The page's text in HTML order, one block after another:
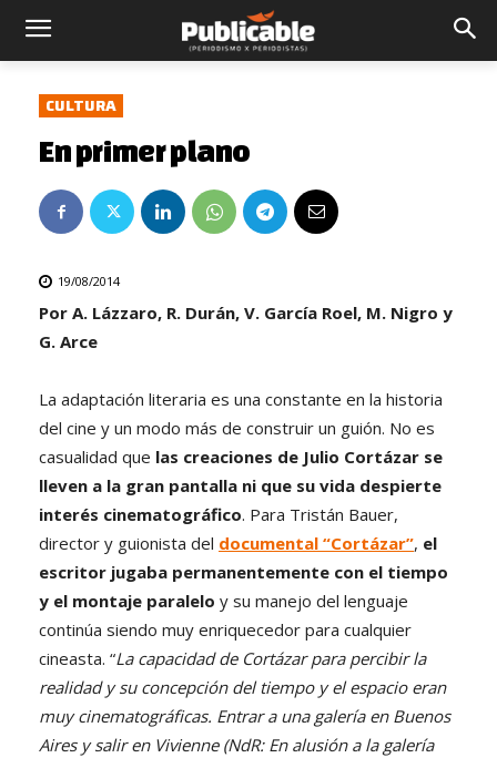
CULTURA
En primer plano
19/08/2014
Por A. Lázzaro, R. Durán, V. García Roel, M. Nigro y
G. Arce
La adaptación literaria es una constante en la historia
del cine y un modo más de construir un guión. No es
casualidad que las creaciones de Julio Cortázar se
lleven a la gran pantalla ni que su vida despierte
interés cinematográfico. Para Tristán Bauer,
director y guionista del documental “Cortázar”, el
escritor jugaba permanentemente con el tiempo
y el montaje paralelo y su manejo del lenguaje
continúa siendo muy enriquecedor para cualquier
cineasta. “La capacidad de Cortázar para percibir la
realidad y su concepción del tiempo y el espacio eran
muy cinematográficas. Entrar a una galería en Buenos
Aires y salir en Vivienne (NdR: En alusión a la galería